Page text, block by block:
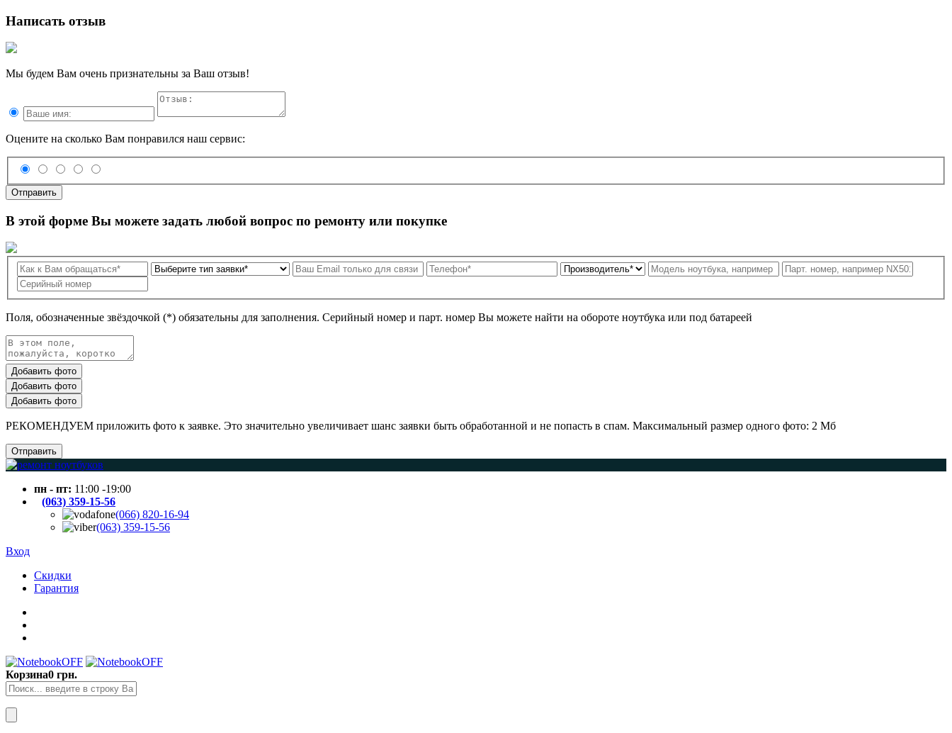
Написать отзыв
Мы будем Вам очень признательны за Ваш отзыв!
Оцените на сколько Вам понравился наш сервис:
Отправить
В этой форме Вы можете задать любой вопрос по ремонту или покупке
Поля, обозначенные звёздочкой (*) обязательны для заполнения. Серийный номер и парт. номер Вы можете найти на обороте ноутбука или под батареей
Добавить фото
Добавить фото
Добавить фото
РЕКОМЕНДУЕМ приложить фото к заявке. Это значительно увеличивает шанс заявки быть обработанной и не попасть в спам. Максимальный размер одного фото: 2 Мб
Отправить
пн - пт: 11:00 -19:00
(063) 359-15-56
(066) 820-16-94
(063) 359-15-56
Вход
Скидки
Гарантия
Корзина0 грн.